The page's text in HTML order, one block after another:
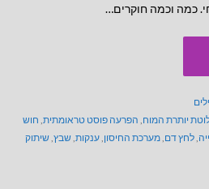
כמה וכמה חוקרים…
יותרת המוח, הפרעה פוסט טראומתית, חוש
,לחץ דם,מערכת החיסון,ענקות,שבץ,שיתוק